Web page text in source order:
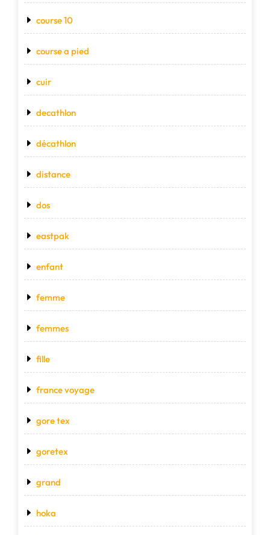
course 10
course a pied
cuir
decathlon
décathlon
distance
dos
eastpak
enfant
femme
femmes
fille
france voyage
gore tex
goretex
grand
hoka